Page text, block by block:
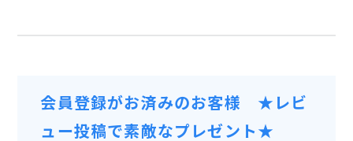
会員登録がお済みのお客様 ★レビ
ュー投稿で素敵なプレゼント★